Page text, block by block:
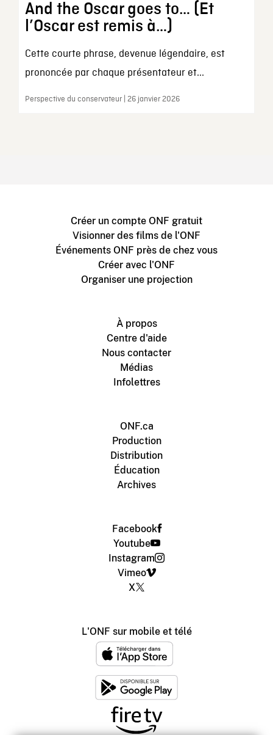
And the Oscar goes to… (Et
l’Oscar est remis à…)
Cette courte phrase, devenue légendaire, est
prononcée par chaque présentateur et...
Perspective du conservateur | 26 janvier 2026
Créer un compte ONF gratuit
Visionner des films de l'ONF
Événements ONF près de chez vous
Créer avec l'ONF
Organiser une projection
À propos
Centre d'aide
Nous contacter
Médias
Infolettres
ONF.ca
Production
Distribution
Éducation
Archives
Facebook
Youtube
Instagram
Vimeo
X
L'ONF sur mobile et télé